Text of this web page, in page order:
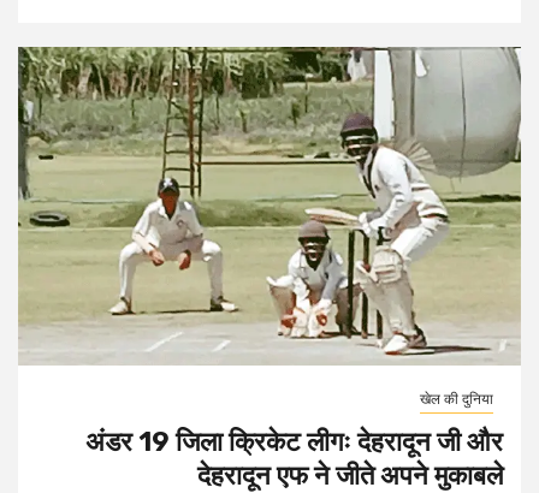
खेल की दुनिया
अंडर 19 जिला क्रिकेट लीगः देहरादून जी और
देहरादून एफ ने जीते अपने मुकाबले